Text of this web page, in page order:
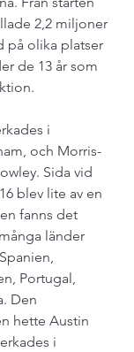
2,2 miljoner
på olika platser
de 13 år som
i
och Morris-
Sida vid
blev lite av en
fanns det
länder
Portugal,
Den
hette Austin
i